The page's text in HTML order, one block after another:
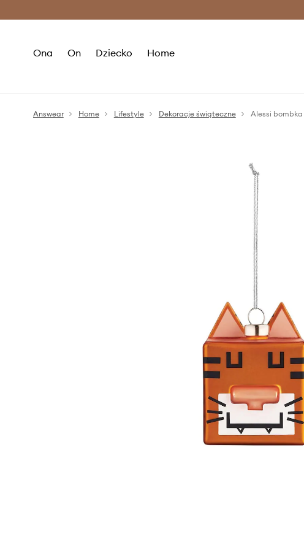
Ona On Dziecko Home
Answear Home Lifestyle Dekoracje świąteczne Alessi